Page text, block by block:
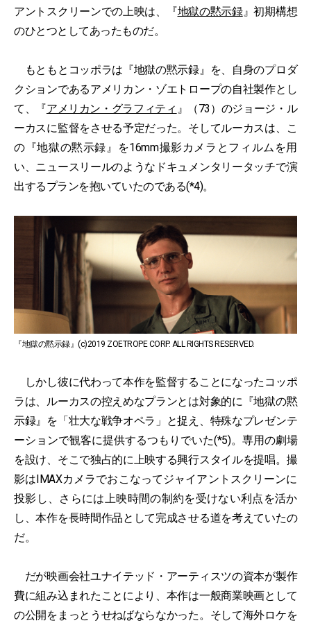
アントスクリーンでの上映は、『地獄の黙示録』初期構想
のひとつとしてあったものだ。
もともとコッポラは『地獄の黙示録』を、自身のプロダ
クションであるアメリカン・ゾエトロープの自社製作とし
て、『アメリカン・グラフィティ 』（73）のジョージ・ル
ーカスに監督をさせる予定だった。そしてルーカスは、こ
の『地獄の黙示録』を16mm撮影カメラとフィルムを用
い、ニュースリールのようなドキュメンタリータッチで演
出するプランを抱いていたのである(*4)。
『地獄の黙示録』(c)2019 ZOETROPE CORP. ALL RIGHTS RESERVED.
しかし彼に代わって本作を監督することになったコッポ
ラは、ルーカスの控えめなプランとは対象的に『地獄の黙
示録』を「壮大な戦争オペラ」と捉え、特殊なプレゼンテ
ーションで観客に提供するつもりでいた(*5)。専用の劇場
を設け、そこで独占的に上映する興行スタイルを提唱。撮
影はIMAXカメラでおこなってジャイアントスクリーンに
投影し、さらには上映時間の制約を受けない利点を活か
し、本作を長時間作品として完成させる道を考えていたの
だ。
だが映画会社ユナイテッド・アーティスツの資本が製作
費に組み込まれたことにより、本作は一般商業映画として
の公開をまっとうせねばならなかった。そして海外ロケを